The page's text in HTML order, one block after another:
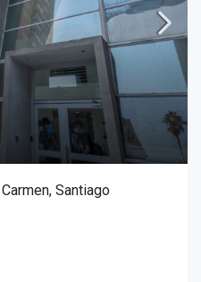
Santiago